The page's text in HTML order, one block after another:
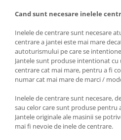
Cand sunt necesare inelele
Inelele de centrare sunt necesare
centrare a jantei este mai mare
autoturismului pe care se
Jantele sunt produse intentionat
centrare cat mai mare, pentru a fi
numar cat mai mare de marci /
Inelele de centrare sunt necesare,
sau celor care sunt produse pentru
Jantele originale ale masinii se
mai fi nevoie de inele de centrare.